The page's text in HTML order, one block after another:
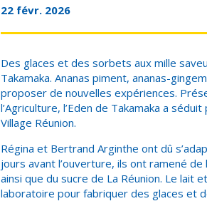
22 févr. 2026
Des glaces et des sorbets aux mille
Takamaka. Ananas piment, ananas-
proposer de nouvelles expériences.
l’Agriculture, l’Eden de Takamaka a
Village Réunion.
Régina et Bertrand Arginthe ont dû
jours avant l’ouverture, ils ont ramené
ainsi que du sucre de La Réunion. Le
laboratoire pour fabriquer des glaces et